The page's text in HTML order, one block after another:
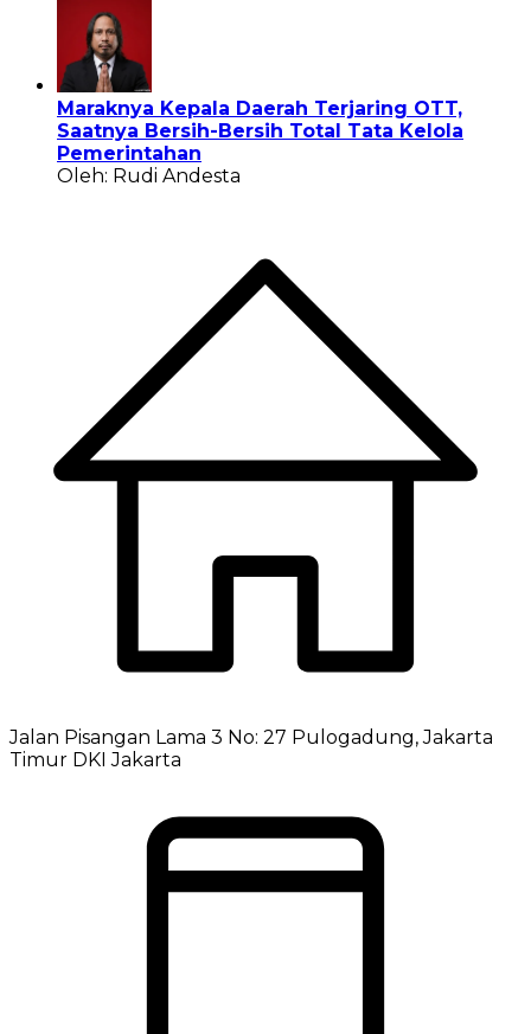
Maraknya Kepala Daerah Terjaring OTT,
Saatnya Bersih-Bersih Total Tata Kelola
Pemerintahan
Oleh: Rudi Andesta
Jalan Pisangan Lama 3 No: 27 Pulogadung, Jakarta
Timur DKI Jakarta